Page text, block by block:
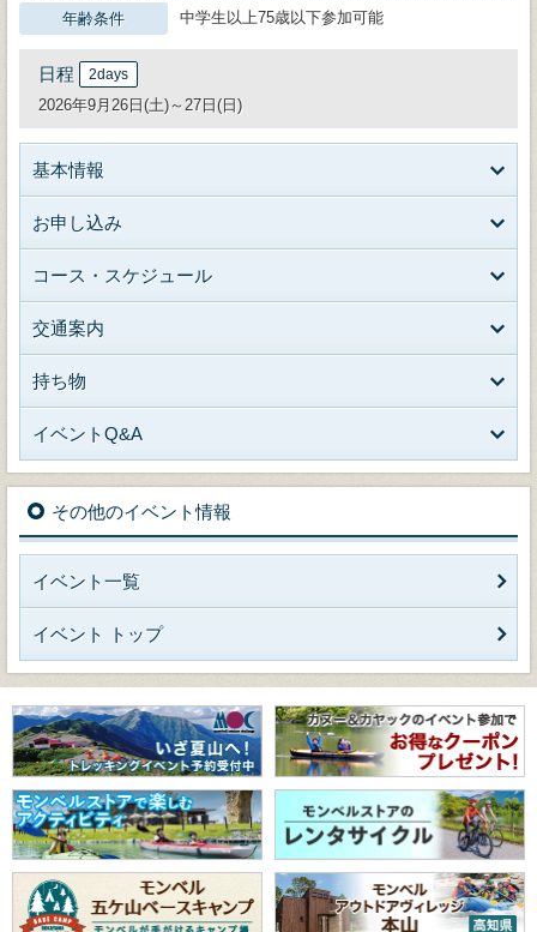
年齢条件 中学生以上75歳以下参加可能
日程 2days
2026年9月26日(土)～27日(日)
基本情報
お申し込み
コース・スケジュール
交通案内
持ち物
イベントQ&A
その他のイベント情報
イベント一覧
イベント トップ